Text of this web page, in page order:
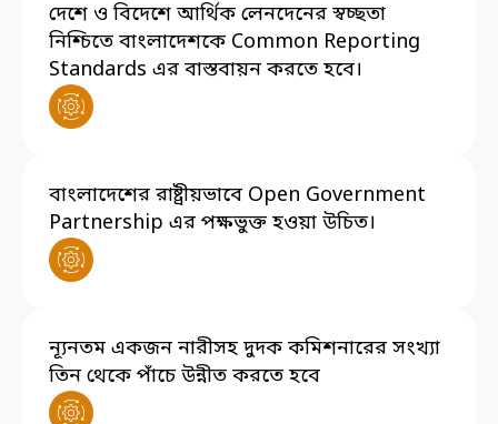
দেশে ও বিদেশে আর্থিক লেনদেনের স্বচ্ছতা
নিশ্চিতে বাংলাদেশকে Common Reporting
Standards এর বাস্তবায়ন করতে হবে।
বাংলাদেশের রাষ্ট্রীয়ভাবে Open Government
Partnership এর পক্ষভুক্ত হওয়া উচিত।
ন্যূনতম একজন নারীসহ দুদক কমিশনারের সংখ্যা
তিন থেকে পাঁচে উন্নীত করতে হবে